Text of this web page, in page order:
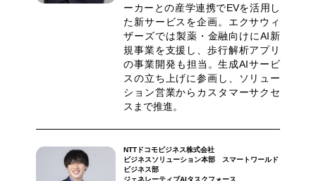
ーカーとの産学連携でEVを活用し
た新サービスを企画。エクサウィ
ザーズでは製薬・金融向けにAI新
規事業を支援し、歩行解析アプリ
の事業開発も担当。生成AIサービ
スの立ち上げに参画し、ソリュー
ション営業からカスタマーサクセ
スまで推進。
NTTドコモビジネス株式会社
ビジネスソリューション本部 スマートワールド
ビジネス部
ジェネレーティブAIタスクフォース